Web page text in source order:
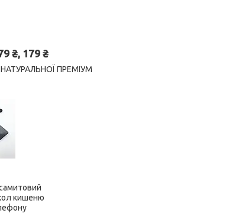
₴, 179 ₴
НАТУРАЛЬНОЇ ПРЕМІУМ
кишеню